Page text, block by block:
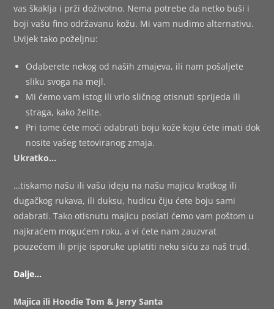
vas škaklja i prži doživotno. Nema potrebe da netko buši i
boji vašu fino održavanu kožu. Mi vam nudimo alternativu.
Uvijek tako poželjnu:
Odaberete nekog od naših zmajeva, ili nam pošaljete
sliku svoga na mejl.
Mi ćemo vam istog ili vrlo sličnog otisnuti sprijeda ili
straga, kako želite.
Pri tome ćete moći odabrati boju kože koju ćete imati dok
nosite vašeg tetoviranog zmaja.
Ukratko…
…tiskamo našu ili vašu ideju na našu majicu kratkog ili
dugačkog rukava, ili duksu, hudicu čiju ćete boju sami
odabrati. Tako otisnutu majicu poslati ćemo vam poštom u
najkraćem mogućem roku, a vi ćete nam zauzvrat
pouzećem ili prije isporuke uplatiti neku siću za naš trud.
Dalje…
Majica ili Hoodie Tom & Jerry Santa